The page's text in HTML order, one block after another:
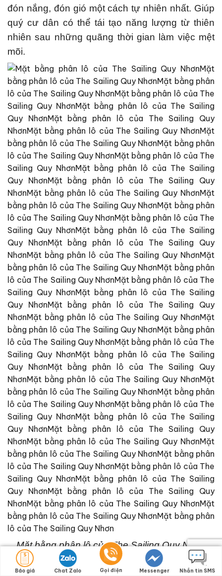
đón nắng, đón gió một cách tự nhiên nhất. Giúp
quý cư dân có thể tái tạo năng lượng từ thiên
nhiên sau những quãng thời gian làm việc mệt
mõi.
Mặt bằng phân lô của The Sailing Quy Nhơn
Báo giá Chat Zalo Gọi điện Messenger Nhắn tin SMS